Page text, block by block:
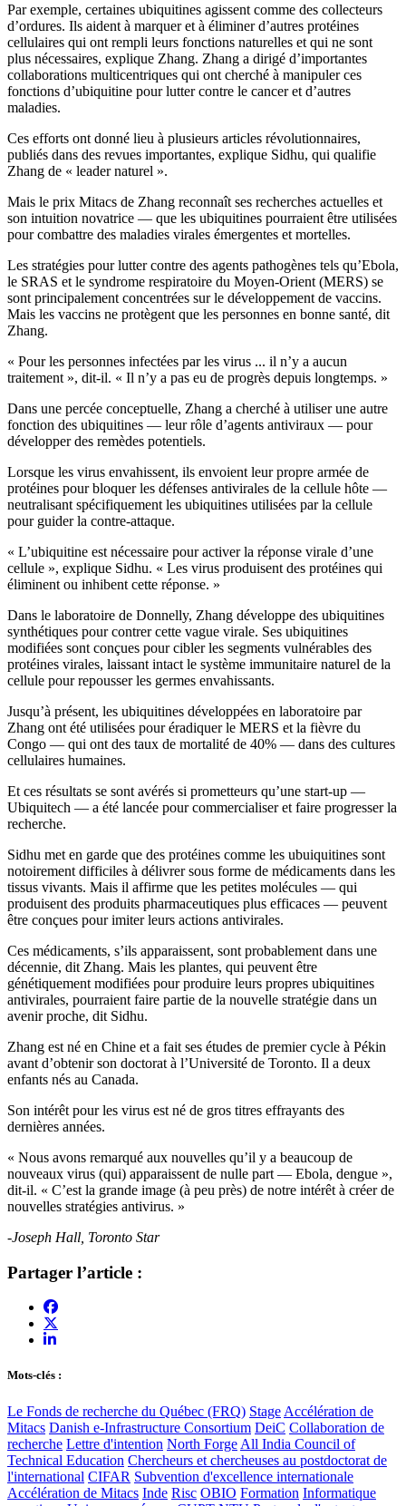
Par exemple, certaines ubiquitines agissent comme des collecteurs
d’ordures. Ils aident à marquer et à éliminer d’autres protéines
cellulaires qui ont rempli leurs fonctions naturelles et qui ne sont
plus nécessaires, explique Zhang. Zhang a dirigé d’importantes
collaborations multicentriques qui ont cherché à manipuler ces
fonctions d’ubiquitine pour lutter contre le cancer et d’autres
maladies.
Ces efforts ont donné lieu à plusieurs articles révolutionnaires,
publiés dans des revues importantes, explique Sidhu, qui qualifie
Zhang de « leader naturel ».
Mais le prix Mitacs de Zhang reconnaît ses recherches actuelles et
son intuition novatrice — que les ubiquitines pourraient être utilisées
pour combattre des maladies virales émergentes et mortelles.
Les stratégies pour lutter contre des agents pathogènes tels qu’Ebola,
le SRAS et le syndrome respiratoire du Moyen-Orient (MERS) se
sont principalement concentrées sur le développement de vaccins.
Mais les vaccins ne protègent que les personnes en bonne santé, dit
Zhang.
« Pour les personnes infectées par les virus ... il n’y a aucun
traitement », dit-il. « Il n’y a pas eu de progrès depuis longtemps. »
Dans une percée conceptuelle, Zhang a cherché à utiliser une autre
fonction des ubiquitines — leur rôle d’agents antiviraux — pour
développer des remèdes potentiels.
Lorsque les virus envahissent, ils envoient leur propre armée de
protéines pour bloquer les défenses antivirales de la cellule hôte —
neutralisant spécifiquement les ubiquitines utilisées par la cellule
pour guider la contre-attaque.
« L’ubiquitine est nécessaire pour activer la réponse virale d’une
cellule », explique Sidhu. « Les virus produisent des protéines qui
éliminent ou inhibent cette réponse. »
Dans le laboratoire de Donnelly, Zhang développe des ubiquitines
synthétiques pour contrer cette vague virale. Ses ubiquitines
modifiées sont conçues pour cibler les segments vulnérables des
protéines virales, laissant intact le système immunitaire naturel de la
cellule pour repousser les germes envahissants.
Jusqu’à présent, les ubiquitines développées en laboratoire par
Zhang ont été utilisées pour éradiquer le MERS et la fièvre du
Congo — qui ont des taux de mortalité de 40% — dans des cultures
cellulaires humaines.
Et ces résultats se sont avérés si prometteurs qu’une start-up —
Ubiquitech — a été lancée pour commercialiser et faire progresser la
recherche.
Sidhu met en garde que des protéines comme les ubuiquitines sont
notoirement difficiles à délivrer sous forme de médicaments dans les
tissus vivants. Mais il affirme que les petites molécules — qui
produisent des produits pharmaceutiques plus efficaces — peuvent
être conçues pour imiter leurs actions antivirales.
Ces médicaments, s’ils apparaissent, sont probablement dans une
décennie, dit Zhang. Mais les plantes, qui peuvent être
génétiquement modifiées pour produire leurs propres ubiquitines
antivirales, pourraient faire partie de la nouvelle stratégie dans un
avenir proche, dit Sidhu.
Zhang est né en Chine et a fait ses études de premier cycle à Pékin
avant d’obtenir son doctorat à l’Université de Toronto. Il a deux
enfants nés au Canada.
Son intérêt pour les virus est né de gros titres effrayants des
dernières années.
« Nous avons remarqué aux nouvelles qu’il y a beaucoup de
nouveaux virus (qui) apparaissent de nulle part — Ebola, dengue »,
dit-il. « C’est la grande image (à peu près) de notre intérêt à créer de
nouvelles stratégies antivirus. »
-Joseph Hall, Toronto Star
Partager l’article :
Mots-clés :
Le Fonds de recherche du Québec (FRQ) Stage Accélération de
Mitacs Danish e-Infrastructure Consortium DeiC Collaboration de
recherche Lettre d'intention North Forge All India Council of
Technical Education Chercheurs et chercheuses au postdoctorat de
l'international CIFAR Subvention d'excellence internationale
Accélération de Mitacs Inde Risc OBIO Formation Informatique